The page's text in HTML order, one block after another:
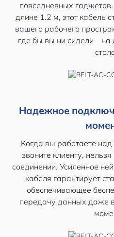
повседневных
длине 1.2 м, этот кабель
вашего рабочего
где бы вы ни сидели –
Надежное
Когда вы работаете
звоните клиенту,
соединении. Усиленное
кабеля гарантирует
обеспечивающее
передачу данных даже